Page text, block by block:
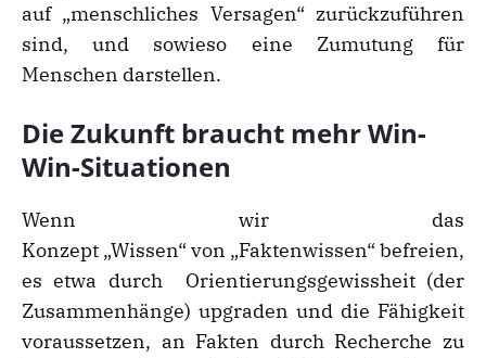
auf „menschliches Versagen“ zurückzuführen
sind, und sowieso eine Zumutung für
Menschen darstellen.
Die Zukunft braucht mehr Win-
Win-Situationen
Wenn wir das
Konzept „Wissen“ von „Faktenwissen“ befreien,
es etwa durch Orientierungsgewissheit (der
Zusammenhänge) upgraden und die Fähigkeit
voraussetzen, an Fakten durch Recherche zu